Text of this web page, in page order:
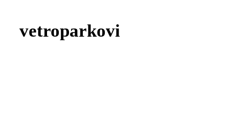
vetroparkovi